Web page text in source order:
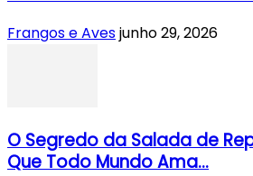
Frangos e Avesjunho 29, 2026
O Segredo da Salada de
Que Todo Mundo Ama...